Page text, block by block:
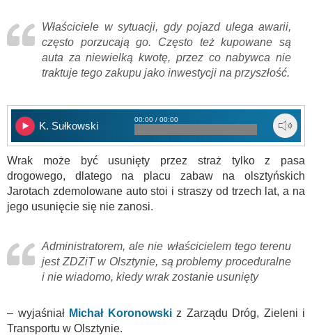
Właściciele w sytuacji, gdy pojazd ulega awarii,
często porzucają go. Często też kupowane są
auta za niewielką kwotę, przez co nabywca nie
traktuje tego zakupu jako inwestycji na przyszłość.
K. Sułkowski
00:00 / 00:00
Wrak może być usunięty przez straż tylko z pasa
drogowego, dlatego na placu zabaw na olsztyńskich
Jarotach zdemolowane auto stoi i straszy od trzech lat, a na
jego usunięcie się nie zanosi.
Administratorem, ale nie właścicielem tego terenu
jest ZDZiT w Olsztynie, są problemy proceduralne
i nie wiadomo, kiedy wrak zostanie usunięty
– wyjaśniał Michał Koronowskiz Zarządu Dróg, Zieleni i
Transportu w Olsztynie.